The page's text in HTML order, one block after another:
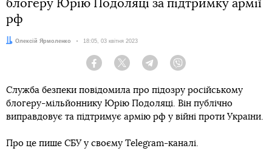
блогеру Юрію Подоляці за підтримку армії
рф
Автор:
Олексій Ярмоленко Дата:
18:05, 03 квітня 2023
Facebook Twitter Telegram
Служба безпеки повідомила про підозру російському
блогеру-мільйоннику Юрію Подоляці. Він публічно
виправдовує та підтримує армію рф у війні проти України.
Про це пише СБУ у своєму Telegram-каналі.